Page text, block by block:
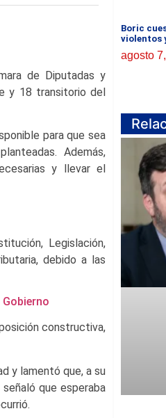
de Diputadas y
y 18 transitorio del
para que sea
Además,
y llevar el
Legislación,
debido a las
constructiva,
y lamentó que, a su
que esperaba
Boric
violentos
agosto